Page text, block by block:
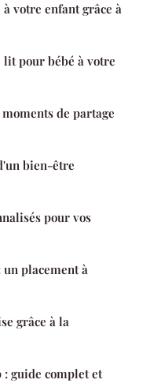
votre enfant grâce à
lit pour bébé à votre
de partage
bien-être
pour vos
placement à
grâce à la
: guide complet et